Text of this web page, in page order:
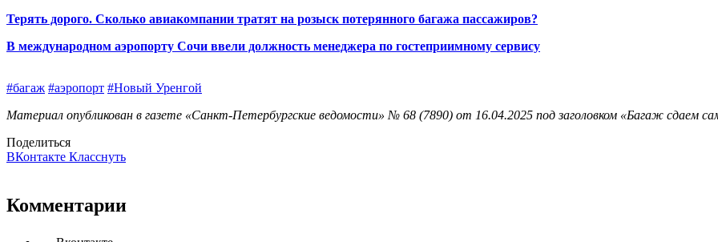
Терять дорого. Сколько авиакомпании тратят на розыск потерянного багажа пассажиров?
В международном аэропорту Сочи ввели должность менеджера по гостеприимному сервису
#багаж #аэропорт #Новый Уренгой
Материал опубликован в газете «Санкт-Петербургские ведомости» № 68 (7890) от 16.04.2025 под заголовком «Багаж сдаем
Поделиться
ВКонтакте Класснуть
Комментарии